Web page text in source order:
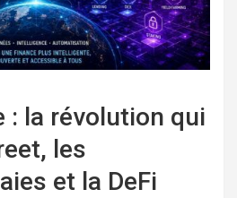
: la révolution qui
les
et la DeFi